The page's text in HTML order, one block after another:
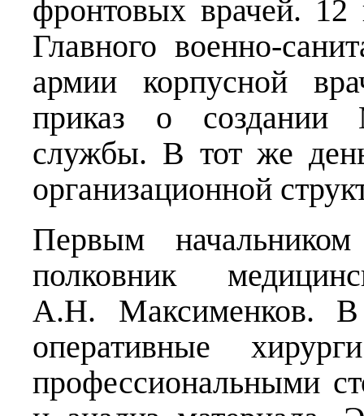
фронтовых врачей. 12
Главного военно-
армии корпусной
приказ о создании
службы. В тот же
организационной
Первым
полковник
А.Н. Максименков. В
оперативные
профессиональными